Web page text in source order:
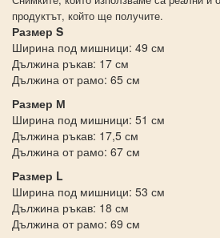
продуктът, който ще получите.
Размер S
Ширина под мишници: 49 см
Дължина ръкав: 17 см
Дължина от рамо: 65 см
Размер М
Ширина под мишници: 51 см
Дължина ръкав: 17,5 см
Дължина от рамо: 67 см
Размер L
Ширина под мишници: 53 см
Дължина ръкав: 18 см
Дължина от рамо: 69 см